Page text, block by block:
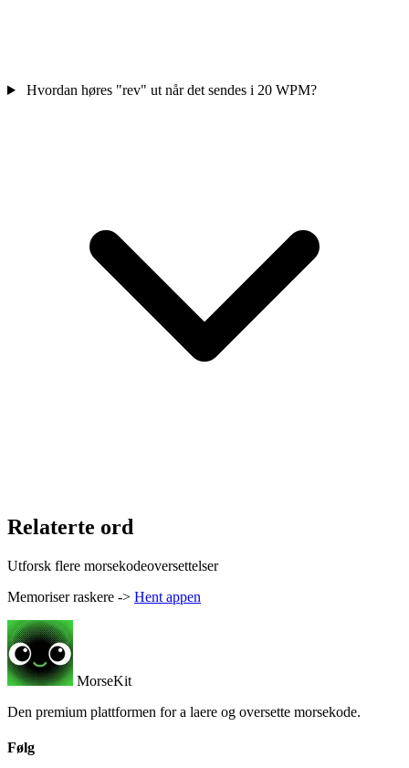
Hvordan høres "rev" ut når det sendes i 20 WPM?
Relaterte ord
Utforsk flere morsekodeoversettelser
Memoriser raskere -> Hent appen
MorseKit
Den premium plattformen for a laere og oversette morsekode.
Følg